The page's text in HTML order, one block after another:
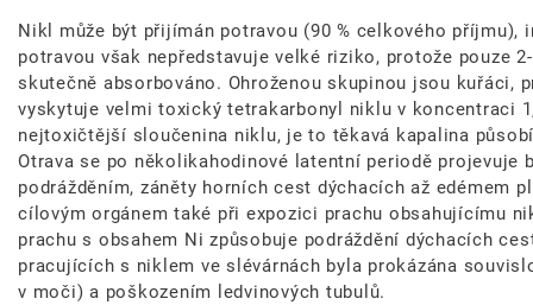
Nikl může být přijímán potravou (90 % celkového příjmu),
potravou však nepředstavuje velké riziko, protože pouze
skutečně absorbováno. Ohroženou skupinou jsou kuřáci,
vyskytuje velmi toxický tetrakarbonyl niklu v koncentraci
nejtoxičtější sloučenina niklu, je to těkavá kapalina
Otrava se po několikahodinové latentní periodě projevuje
podrážděním, záněty horních cest dýchacích až edémem
cílovým orgánem také při expozici prachu obsahujícímu
prachu s obsahem Ni způsobuje podráždění dýchacích
pracujících s niklem ve slévárnách byla prokázána
v moči) a poškozením ledvinových tubulů.